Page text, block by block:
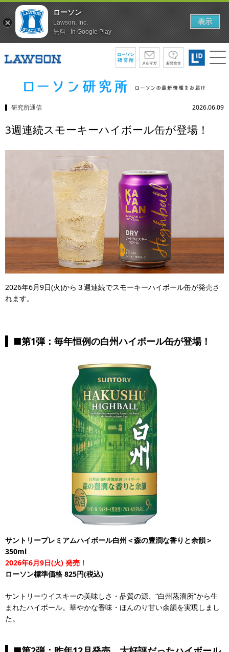
研究所通信 2026.06.09
3週連続スモーキーハイボール缶が登場！
2026年6月9日(火)から３週連続でスモーキーハイボール缶が発売さ
れます。
■第1弾：毎年恒例の白州ハイボール缶が登場！
サントリープレミアムハイボール白州＜森の豊潤な香りと余韻＞
350ml
2026年6月9日(火) 発売！
ローソン標準価格 825円(税込)
サントリーウイスキーの美味しさ・品質の源、“白州蒸溜所”から生
まれたハイボール。華やかな香味・ほんのり甘い余韻を実現しまし
た。
ローソン
Lawson, Inc.
無料 - In Google Play
表示